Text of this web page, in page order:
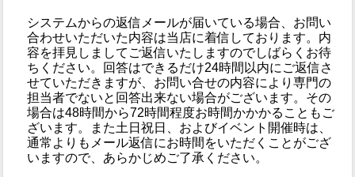
システムからの返信メールが届いている場合、お問い
合わせいただいた内容は当店に着信しております。内
容を拝見しましてご返信いたしますのでしばらくお待
ちください。回答はできるだけ24時間以内にご返信さ
せていただきますが、お問い合せの内容により専門の
担当者でないと回答出来ない場合がございます。その
場合は48時間から72時間程度お時間かかかることもご
ざいます。また土日祝日、およびイベント開催時は、
通常よりもメール返信にお時間をいただくことがござ
いますので、あらかじめご了承ください。